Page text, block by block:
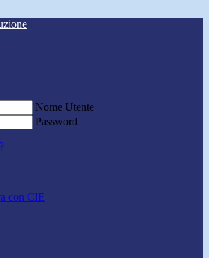
Nome Utente
Password
con CIE